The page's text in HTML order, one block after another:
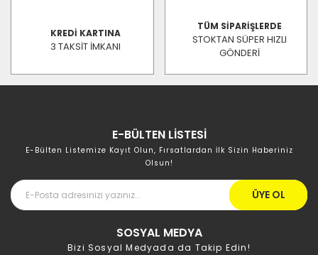
KREDİ KARTINA
3 TAKSİT İMKANI
TÜM SİPARİŞLERDE
STOKTAN SÜPER HIZLI
GÖNDERİ
E-BÜLTEN LİSTESİ
E-Bülten Listemize Kayıt Olun, Fırsatlardan İlk Sizin Haberiniz
Olsun!
ÜYE OL
SOSYAL MEDYA
Bizi Sosyal Medyada da Takip Edin!